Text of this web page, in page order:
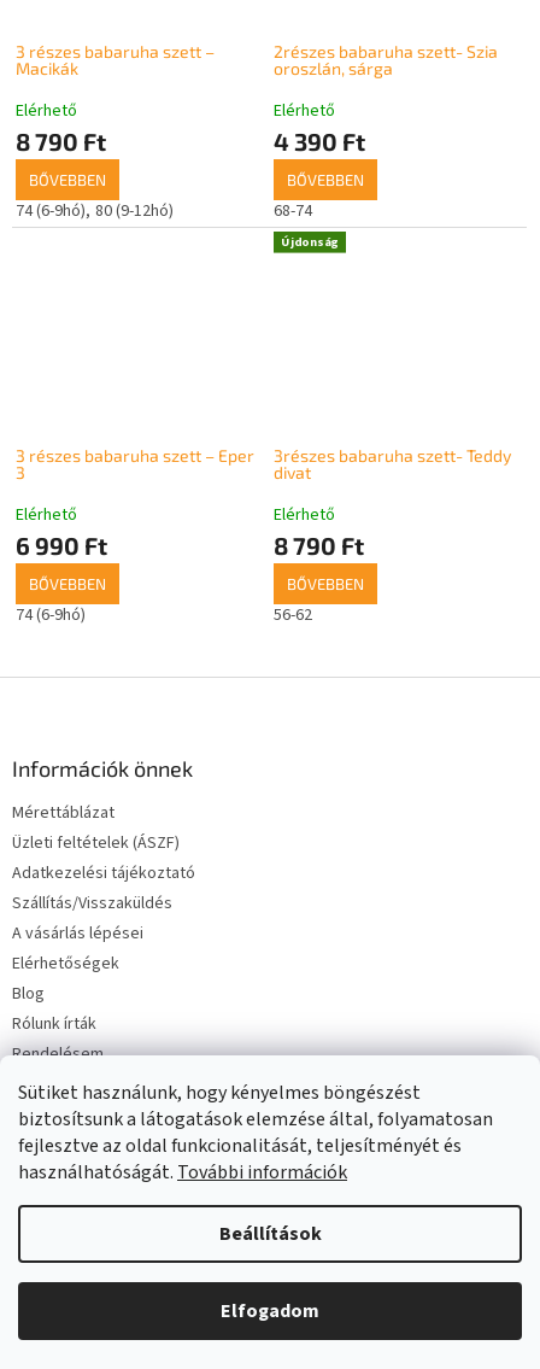
Sütiket használunk, hogy kényelmes böngészést
biztosítsunk a látogatások elemzése által, folyamatosan
fejlesztve az oldal funkcionalitását, teljesítményét és
használhatóságát. További információk
Beállítások
Elfogadom
3 részes babaruha szett –
Macikák
Elérhető
8 790 Ft
BŐVEBBEN
74 (6-9hó) 80 (9-12hó)
2részes babaruha szett- Szia
oroszlán, sárga
Elérhető
4 390 Ft
BŐVEBBEN
68-74
3 részes babaruha szett – Eper
3
Elérhető
6 990 Ft
BŐVEBBEN
74 (6-9hó)
Újdonság
3részes babaruha szett- Teddy
divat
Elérhető
8 790 Ft
BŐVEBBEN
56-62
Információk önnek
Mérettáblázat
Üzleti feltételek (ÁSZF)
Adatkezelési tájékoztató
Szállítás/Visszaküldés
A vásárlás lépései
Elérhetőségek
Blog
Rólunk írták
Rendelésem
Copyright 2026Milinko baba és gyermekruha. Minden jog
fenntartva.